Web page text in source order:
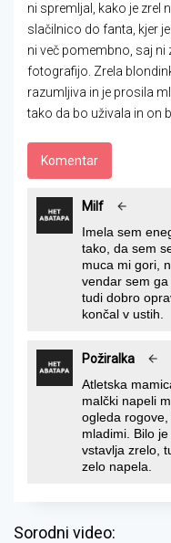
ni spremljal, kako je zrel
slačilnico do fanta, kjer
ni več pomembno, saj
fotografijo. Zrela
razumljiva in je prosila
tako da bo uživala in on
Komentar
Milf
Imela sem
tako, da sem
muca mi gori,
vendar sem
tudi dobro
končal v ustih.
Požiralka
Atletska
malčki napeli
ogleda
mladimi. Bilo
vstavlja zrelo,
zelo napela.
Sorodni video: